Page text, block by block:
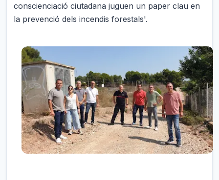
conscienciació ciutadana juguen un paper clau en
la prevenció dels incendis forestals'.